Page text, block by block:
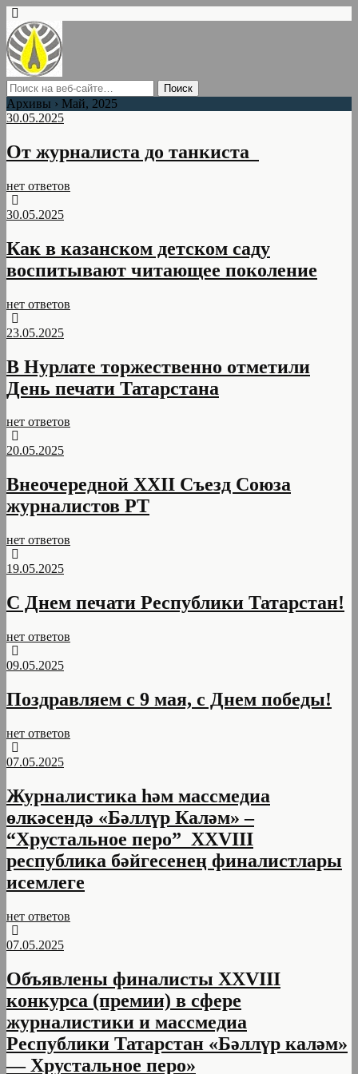
Архивы › Май, 2025
30.05.2025
От журналиста до танкиста
нет ответов
30.05.2025
Как в казанском детском саду
воспитывают читающее поколение
нет ответов
23.05.2025
В Нурлате торжественно отметили
День печати Татарстана
нет ответов
20.05.2025
Внеочередной XXII Съезд Союза
журналистов РТ
нет ответов
19.05.2025
С Днем печати Республики Татарстан!
нет ответов
09.05.2025
Поздравляем с 9 мая, с Днем победы!
нет ответов
07.05.2025
Журналистика һәм массмедиа
өлкәсендә «Бәллүр Каләм» –
“Хрустальное перо” XXVIII
республика бәйгесенең финалистлары
исемлеге
нет ответов
07.05.2025
Объявлены финалисты XXVIII
конкурса (премии) в сфере
журналистики и массмедиа
Республики Татарстан «Бәллүр каләм»
— Хрустальное перо»